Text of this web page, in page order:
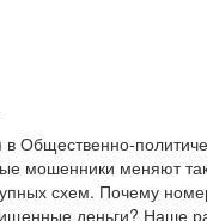
Общественно-
мошенники меняют
схем. Почему
деньги? Наше